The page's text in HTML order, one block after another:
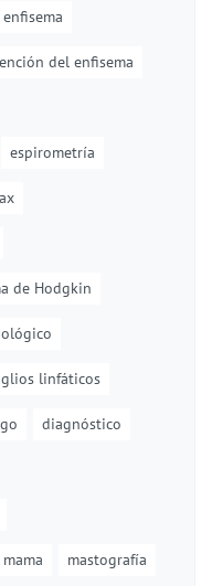
del enfisema
espirometría
de Hodgkin
linfáticos
diagnóstico
mastografía